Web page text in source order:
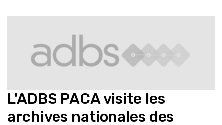
L'ADBS PACA visite les
archives nationales des